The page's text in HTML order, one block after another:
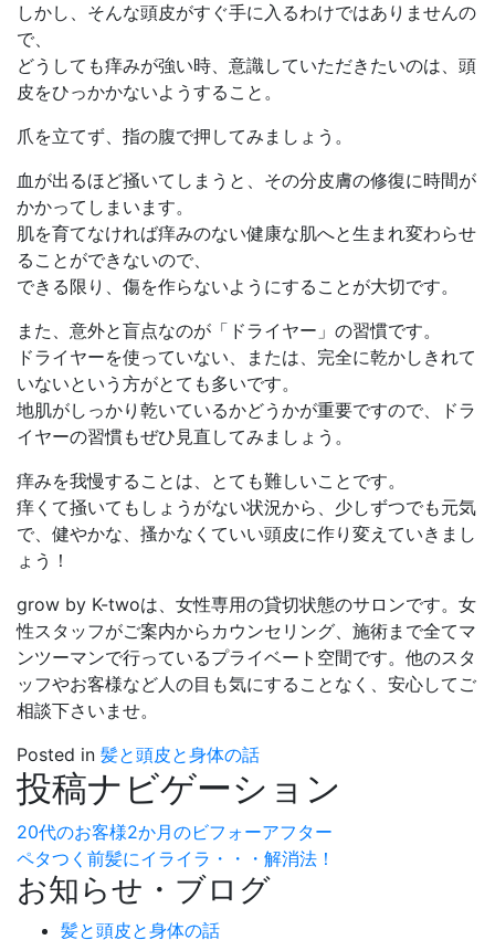
しかし、そんな頭皮がすぐ手に入るわけではありませんの
で、
どうしても痒みが強い時、意識していただきたいのは、頭
皮をひっかかないようすること。
爪を立てず、指の腹で押してみましょう。
血が出るほど掻いてしまうと、その分皮膚の修復に時間が
かかってしまいます。
肌を育てなければ痒みのない健康な肌へと生まれ変わらせ
ることができないので、
できる限り、傷を作らないようにすることが大切です。
また、意外と盲点なのが「ドライヤー」の習慣です。
ドライヤーを使っていない、または、完全に乾かしきれて
いないという方がとても多いです。
地肌がしっかり乾いているかどうかが重要ですので、ドラ
イヤーの習慣もぜひ見直してみましょう。
痒みを我慢することは、とても難しいことです。
痒くて掻いてもしょうがない状況から、少しずつでも元気
で、健やかな、搔かなくていい頭皮に作り変えていきまし
ょう！
grow by K-twoは、女性専用の貸切状態のサロンです。女
性スタッフがご案内からカウンセリング、施術まで全てマ
ンツーマンで行っているプライベート空間です。他のスタ
ッフやお客様など人の目も気にすることなく、安心してご
相談下さいませ。
Posted in 髪と頭皮と身体の話
投稿ナビゲーション
20代のお客様2か月のビフォーアフター
ペタつく前髪にイライラ・・・解消法！
お知らせ・ブログ
髪と頭皮と身体の話